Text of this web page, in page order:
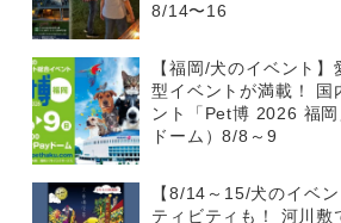
8/14〜16
【福岡/犬のイベント
型イベントが満載！ 国
ント「Pet博 2026 福
ドーム）8/8～9
【8/14～15/犬のイベ
ティビティも！ 河川敷